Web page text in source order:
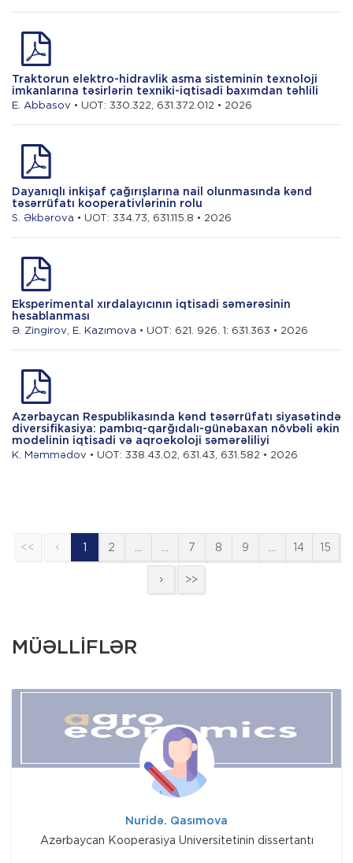
Traktorun elektro-hidravlik asma sisteminin texnoloji
imkanlarına təsirlərin texniki-iqtisadi baxımdan təhlili
E. Abbasov • UOT: 330.322, 631.372.012 • 2026
Dayanıqlı inkişaf çağırışlarına nail olunmasında kənd
təsərrüfatı kooperativlərinin rolu
S. Əkbərova • UOT: 334.73, 631.115.8 • 2026
Eksperimental xırdalayıcının iqtisadi səmərəsinin
hesablanması
Ə. Zingirov, E. Kazımova • UOT: 621. 926. 1: 631.363 • 2026
Azərbaycan Respublikasında kənd təsərrüfatı siyasətində
diversifikasiya: pambıq-qarğıdalı-günəbaxan növbəli əkin
modelinin iqtisadi və aqroekoloji səmərəliliyi
K. Məmmədov • UOT: 338.43.02, 631.43, 631.582 • 2026
<< 1 2 … … 7 8 9 … 14 15
>>
MÜƏLLİFLƏR
Nuridə. Qasımova
Azərbaycan Kooperasiya Universitetinin dissertantı